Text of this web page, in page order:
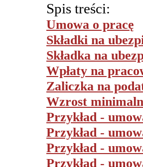
Spis treści:
Umowa o pracę
Składki na
Składka na
Wpłaty na
Zaliczka na
Wzrost
Przykład -
Przykład -
Przykład -
Przykład -